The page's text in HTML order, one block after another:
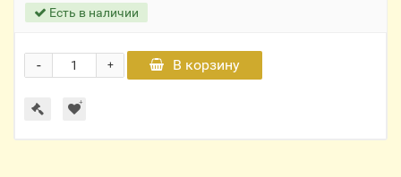
Есть в наличии
+
- В корзину